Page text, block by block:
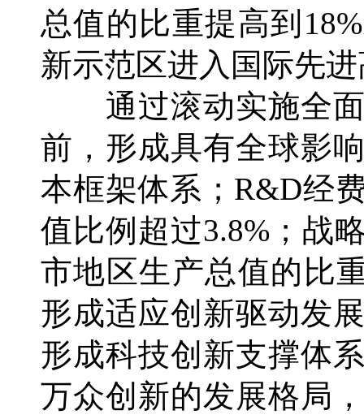
总值的比重提高到
新示范区进入国际先
通过滚动实施全面
前，形成具有全球影
本框架体系；R&D经
值比例超过3.8%；战
市地区生产总值的比
形成适应创新驱动发
形成科技创新支撑体
万众创新的发展格局